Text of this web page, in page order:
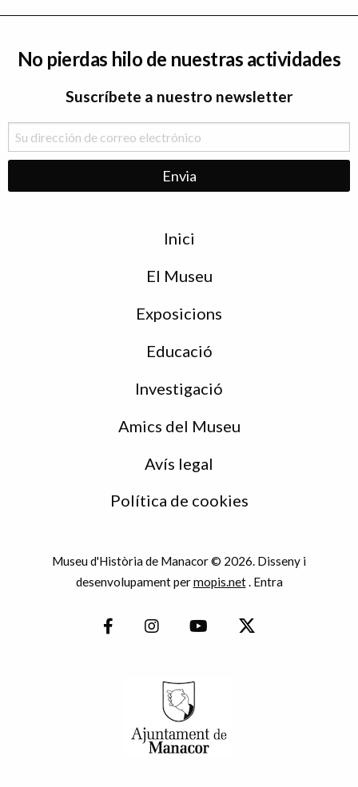
No pierdas hilo de nuestras actividades
Suscríbete a nuestro newsletter
Inici
El Museu
Exposicions
Educació
Investigació
Amics del Museu
Avís legal
Política de cookies
Museu d'Història de Manacor © 2026. Disseny i
desenvolupament permopis.net. Entra